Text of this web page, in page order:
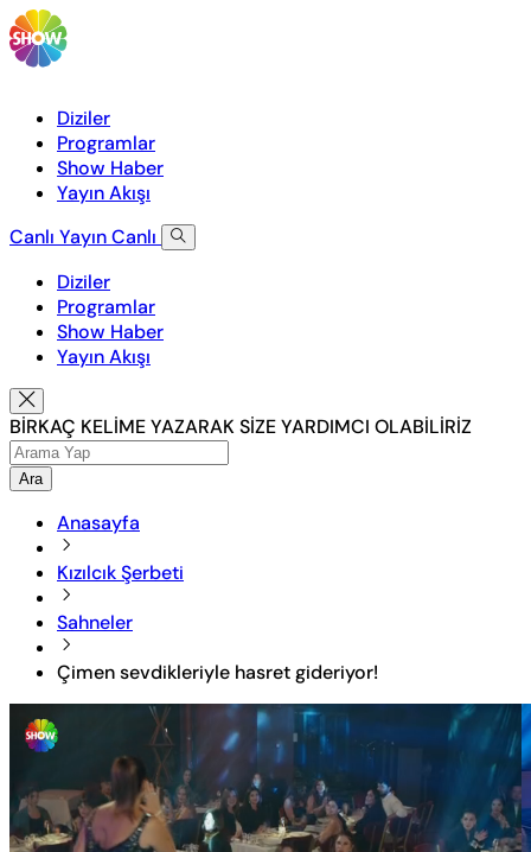
Diziler
Programlar
Show Haber
Yayın Akışı
Canlı YayınCanlı
Diziler
Programlar
Show Haber
Yayın Akışı
BİRKAÇ KELİME YAZARAK SİZE YARDIMCI OLABİLİRİZ
Ara
Anasayfa
Kızılcık Şerbeti
Sahneler
Çimen sevdikleriyle hasret gideriyor!